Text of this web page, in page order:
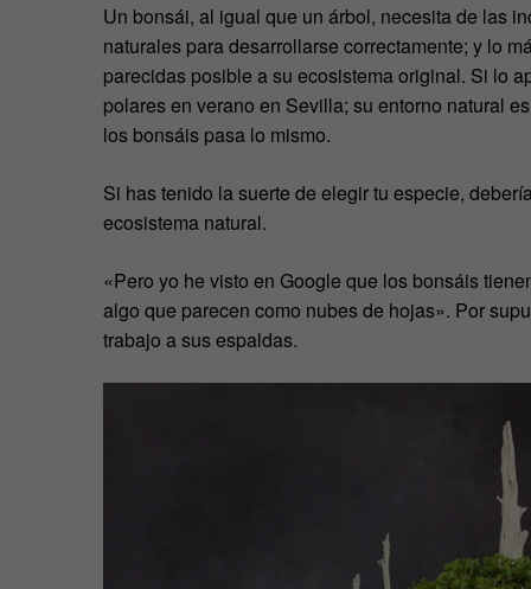
Un bonsái, al igual que un árbol, necesita de las
naturales para desarrollarse correctamente; y lo
parecidas posible a su ecosistema original. Si lo
polares en verano en Sevilla; su entorno natural
los bonsáis pasa lo mismo.
Si has tenido la suerte de elegir tu especie,
ecosistema natural.
«Pero yo he visto en Google que los bonsáis
algo que parecen como nubes de hojas». Por
trabajo a sus espaldas.